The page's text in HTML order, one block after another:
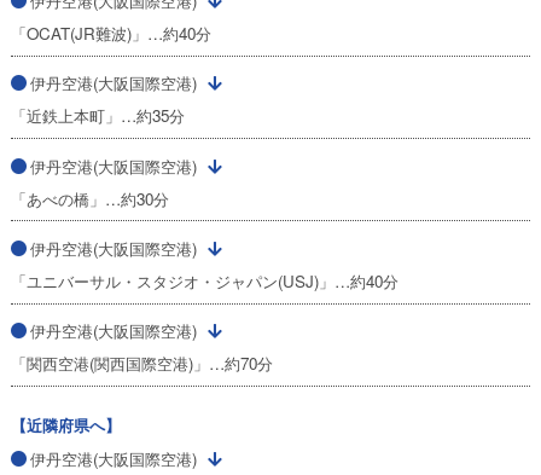
「OCAT(JR難波)」…約40分
伊丹空港(大阪国際空港)
「近鉄上本町」…約35分
伊丹空港(大阪国際空港)
「あべの橋」…約30分
伊丹空港(大阪国際空港)
「ユニバーサル・スタジオ・ジャパン(USJ)」…約40分
伊丹空港(大阪国際空港)
「関西空港(関西国際空港)」…約70分
【近隣府県へ】
伊丹空港(大阪国際空港)